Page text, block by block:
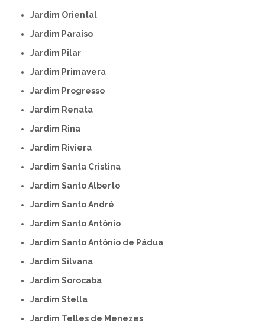
Jardim Oriental
Jardim Paraíso
Jardim Pilar
Jardim Primavera
Jardim Progresso
Jardim Renata
Jardim Rina
Jardim Riviera
Jardim Santa Cristina
Jardim Santo Alberto
Jardim Santo André
Jardim Santo Antônio
Jardim Santo Antônio de Pádua
Jardim Silvana
Jardim Sorocaba
Jardim Stella
Jardim Telles de Menezes